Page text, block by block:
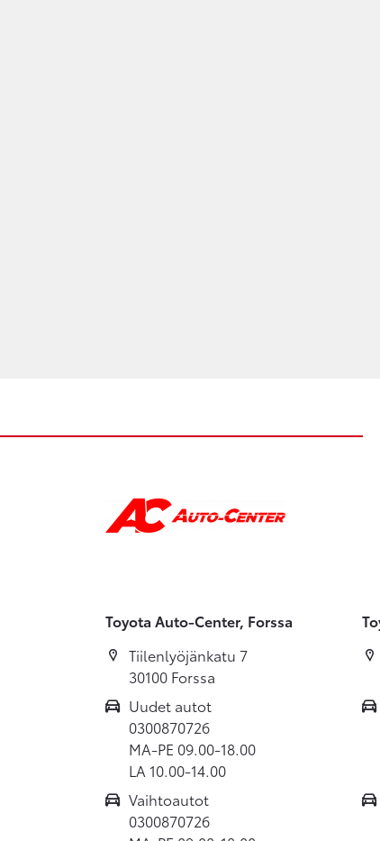
Toyota Auto-Center, Forssa
Tiilenlyöjänkatu 7
30100 Forssa
Uudet autot
0300870726
MA-PE 09.00-18.00
LA 10.00-14.00
Vaihtoautot
0300870726